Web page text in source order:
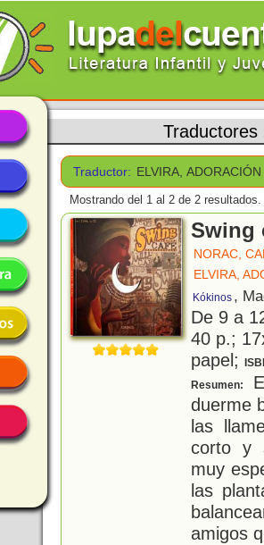
Traductores
Traductor: ELVIRA, ADORACIÓN
Mostrando del 1 al 2 de 2 resultados.
Swing
NORAC,
ELVIRA,
Kókinos ,
De 9 a
40 p.;
papel;
Resumen:
duerme
las
corto y
muy
las
amigos